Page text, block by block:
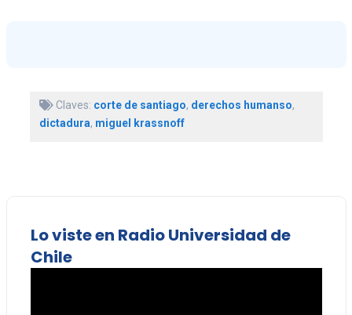
Claves: corte de santiago, derechos humanso,
dictadura, miguel krassnoff
Lo viste en Radio Universidad de
Chile